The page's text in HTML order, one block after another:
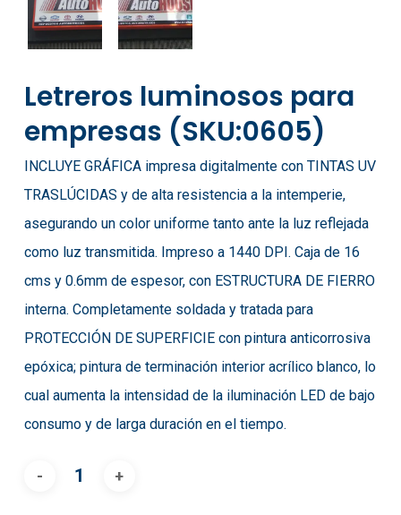
Letreros luminosos para
empresas (SKU:0605)
INCLUYE GRÁFICA impresa digitalmente con TINTAS UV
TRASLÚCIDAS y de alta resistencia a la intemperie,
asegurando un color uniforme tanto ante la luz reflejada
como luz transmitida. Impreso a 1440 DPI. Caja de 16
cms y 0.6mm de espesor, con ESTRUCTURA DE FIERRO
interna. Completamente soldada y tratada para
PROTECCIÓN DE SUPERFICIE con pintura anticorrosiva
epóxica; pintura de terminación interior acrílico blanco, lo
cual aumenta la intensidad de la iluminación LED de bajo
consumo y de larga duración en el tiempo.